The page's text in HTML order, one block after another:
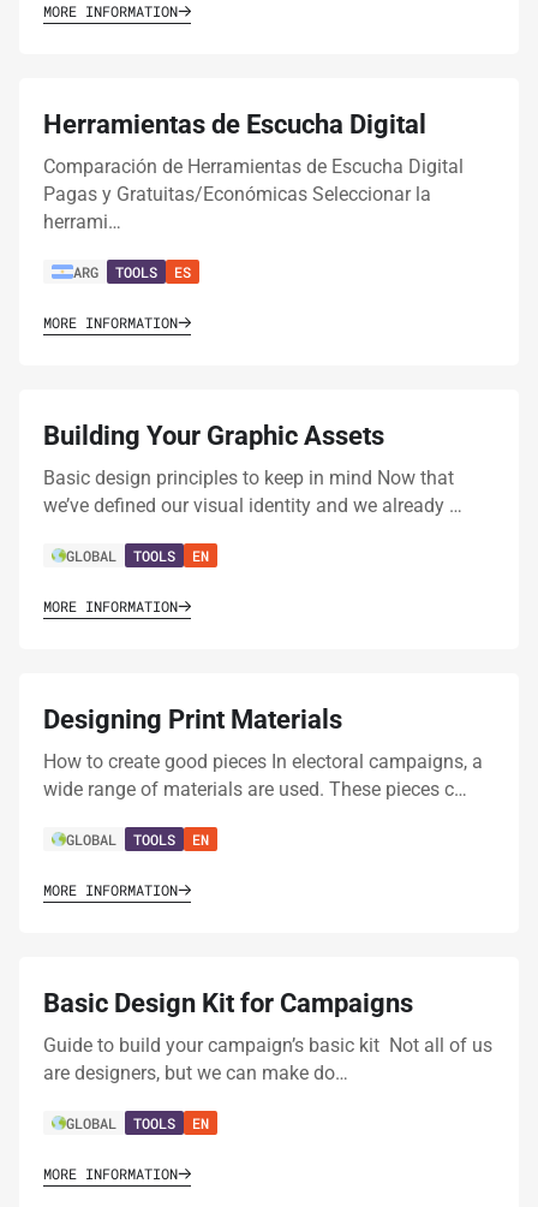
MORE INFORMATION
Herramientas de Escucha Digital
Comparación de Herramientas de Escucha Digital
Pagas y Gratuitas/Económicas Seleccionar la
herrami…
ARG TOOLS ES
MORE INFORMATION
Building Your Graphic Assets
Basic design principles to keep in mind Now that
we’ve defined our visual identity and we already …
GLOBAL TOOLS EN
MORE INFORMATION
Designing Print Materials
How to create good pieces In electoral campaigns, a
wide range of materials are used. These pieces c…
GLOBAL TOOLS EN
MORE INFORMATION
Basic Design Kit for Campaigns
Guide to build your campaign’s basic kit Not all of us
are designers, but we can make do…
GLOBAL TOOLS EN
MORE INFORMATION